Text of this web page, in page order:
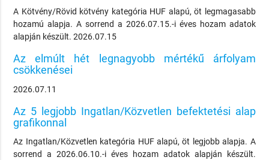
A Kötvény/Rövid kötvény kategória HUF alapú, öt legmagasabb
hozamú alapja. A sorrend a 2026.07.15.-i éves hozam adatok
alapján készült. 2026.07.15
Az elmúlt hét legnagyobb mértékű árfolyam
csökkenései
2026.07.11
Az 5 legjobb Ingatlan/Közvetlen befektetési alap
grafikonnal
Az Ingatlan/Közvetlen kategória HUF alapú, öt legjobb alapja. A
sorrend a 2026.06.10.-i éves hozam adatok alapján készült.